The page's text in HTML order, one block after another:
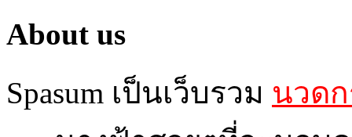
About us
Spasum เป็นเว็บรวม นวด